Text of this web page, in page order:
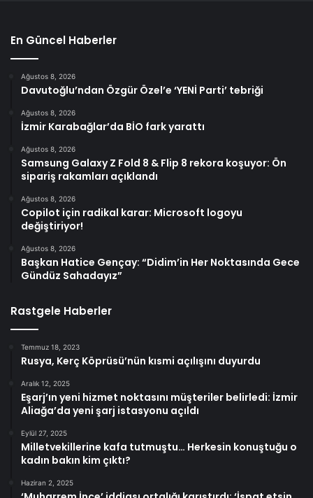
En Güncel Haberler
Ağustos 8, 2026
Davutoğlu’ndan Özgür Özel’e ‘YENİ Parti’ tebriği
Ağustos 8, 2026
İzmir Karabağlar’da BİO fark yarattı
Ağustos 8, 2026
Samsung Galaxy Z Fold 8 & Flip 8 rekora koşuyor: Ön
sipariş rakamları açıklandı
Ağustos 8, 2026
Copilot için radikal karar: Microsoft logoyu
değiştiriyor!
Ağustos 8, 2026
Başkan Hatice Gençay: “Didim’in Her Noktasında Gece
Gündüz Sahadayız”
Rastgele Haberler
Temmuz 18, 2023
Rusya, Kerç Köprüsü’nün kısmi açılışını duyurdu
Aralık 12, 2025
Eşarj’ın yeni hizmet noktasını müşteriler belirledi: İzmir
Aliağa’da yeni şarj istasyonu açıldı
Eylül 27, 2025
Milletvekillerine kafa tutmuştu… Herkesin konuştuğu o
kadın bakın kim çıktı?
Haziran 2, 2025